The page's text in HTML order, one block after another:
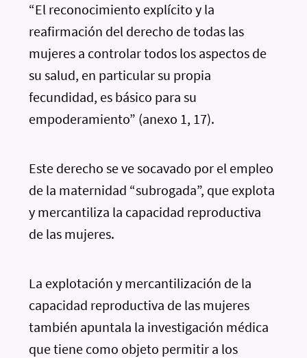
“El reconocimiento explícito y la
reafirmación del derecho de todas las
mujeres a controlar todos los aspectos de
su salud, en particular su propia
fecundidad, es básico para su
empoderamiento” (anexo 1, 17).
Este derecho se ve socavado por el empleo
de la maternidad “subrogada”, que explota
y mercantiliza la capacidad reproductiva
de las mujeres.
La explotación y mercantilización de la
capacidad reproductiva de las mujeres
también apuntala la investigación médica
que tiene como objeto permitir a los